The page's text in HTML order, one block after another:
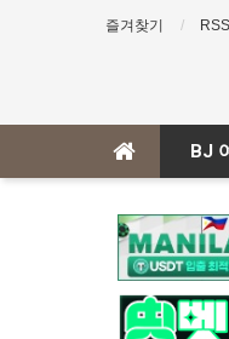
즐겨찾기
BJ